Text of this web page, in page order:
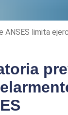
ANSES limita